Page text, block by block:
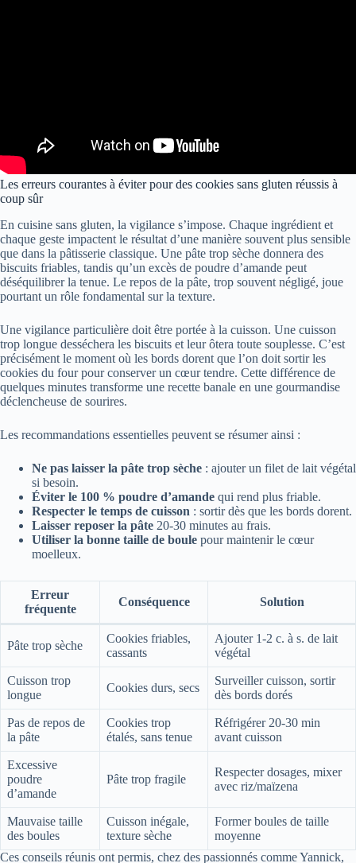
Les erreurs courantes à éviter pour des cookies sans gluten réussis à
coup sûr
En cuisine sans gluten, la vigilance s’impose. Chaque ingrédient et
chaque geste impactent le résultat d’une manière souvent plus sensible
que dans la pâtisserie classique. Une pâte trop sèche donnera des
biscuits friables, tandis qu’un excès de poudre d’amande peut
déséquilibrer la tenue. Le repos de la pâte, trop souvent négligé, joue
pourtant un rôle fondamental sur la texture.
Une vigilance particulière doit être portée à la cuisson. Une cuisson
trop longue desséchera les biscuits et leur ôtera toute souplesse. C’est
précisément le moment où les bords dorent que l’on doit sortir les
cookies du four pour conserver un cœur tendre. Cette différence de
quelques minutes transforme une recette banale en une gourmandise
déclencheuse de sourires.
Les recommandations essentielles peuvent se résumer ainsi :
Ne pas laisser la pâte trop sèche : ajouter un filet de lait végétal
si besoin.
Éviter le 100 % poudre d’amande qui rend plus friable.
Respecter le temps de cuisson : sortir dès que les bords dorent.
Laisser reposer la pâte 20-30 minutes au frais.
Utiliser la bonne taille de boule pour maintenir le cœur
moelleux.
Erreur
fréquente
Conséquence Solution
Pâte trop sèche
Cookies friables,
cassants
Ajouter 1-2 c. à s. de lait
végétal
Cuisson trop
longue
Cookies durs, secs
Surveiller cuisson, sortir
dès bords dorés
Pas de repos de
la pâte
Cookies trop
étalés, sans tenue
Réfrigérer 20-30 min
avant cuisson
Excessive
poudre
d’amande
Pâte trop fragile
Respecter dosages, mixer
avec riz/maïzena
Mauvaise taille
des boules
Cuisson inégale,
texture sèche
Former boules de taille
moyenne
Ces conseils réunis ont permis, chez des passionnés comme Yannick,